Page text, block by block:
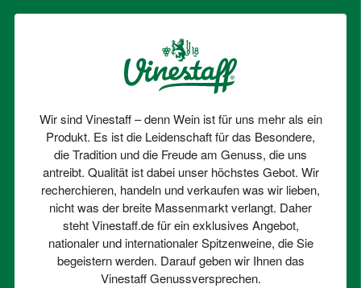
Wir sind Vinestaff – denn Wein ist für uns mehr als ein
Produkt. Es ist die Leidenschaft für das Besondere,
die Tradition und die Freude am Genuss, die uns
antreibt. Qualität ist dabei unser höchstes Gebot. Wir
recherchieren, handeln und verkaufen was wir lieben,
nicht was der breite Massenmarkt verlangt. Daher
steht Vinestaff.de für ein exklusives Angebot,
nationaler und internationaler Spitzenweine, die Sie
begeistern werden. Darauf geben wir Ihnen das
Vinestaff Genussversprechen.